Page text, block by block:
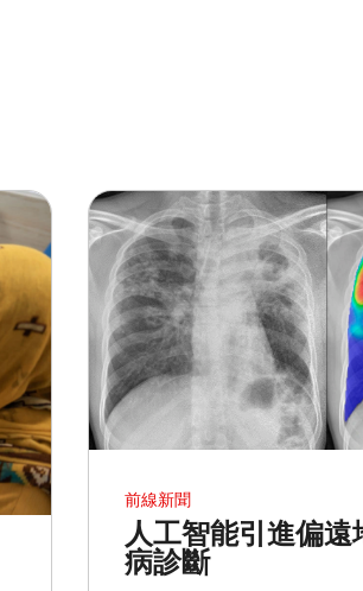
前線新聞
人工智能引進偏
病診斷